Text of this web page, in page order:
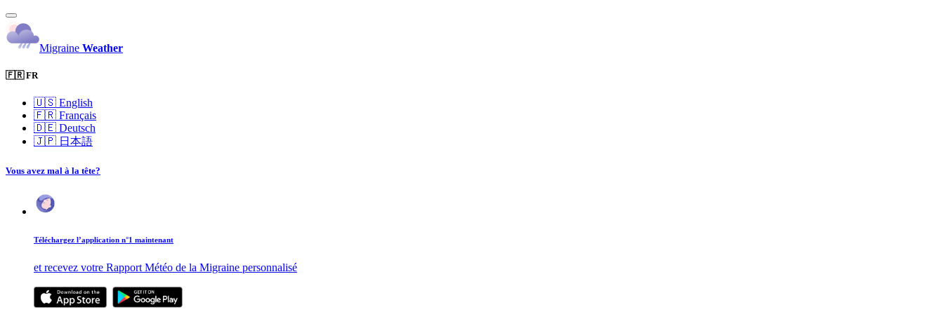
Migraine Weather
🇫🇷 FR
🇺🇸 English
🇫🇷 Français
🇩🇪 Deutsch
🇯🇵 日本語
Vous avez mal à la tête?
Téléchargez l’application n°1 maintenant
et recevez votre Rapport Météo de la Migraine personnalisé